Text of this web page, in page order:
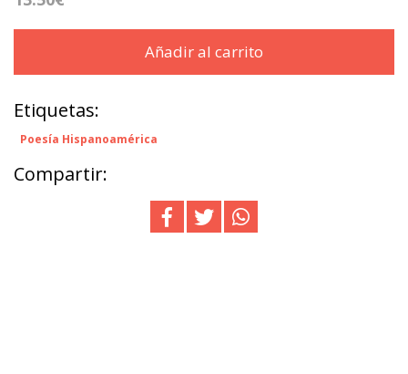
Añadir al carrito
Etiquetas:
Poesía Hispanoamérica
Compartir: